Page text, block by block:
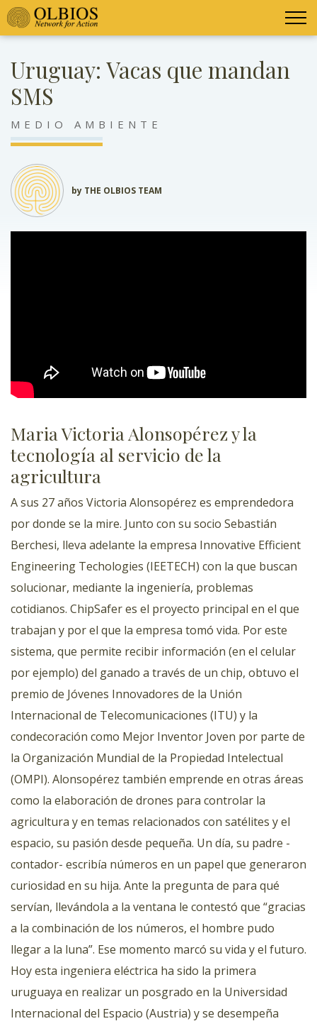
Uruguay: Vacas que mandan
SMS
MEDIO AMBIENTE
by THE OLBIOS TEAM
Maria Victoria Alonsopérez y la
tecnología al servicio de la
agricultura
A sus 27 años Victoria Alonsopérez es emprendedora
por donde se la mire. Junto con su socio Sebastián
Berchesi, lleva adelante la empresa Innovative Efficient
Engineering Techologies (IEETECH) con la que buscan
solucionar, mediante la ingeniería, problemas
cotidianos. ChipSafer es el proyecto principal en el que
trabajan y por el que la empresa tomó vida. Por este
sistema, que permite recibir información (en el celular
por ejemplo) del ganado a través de un chip, obtuvo el
premio de Jóvenes Innovadores de la Unión
Internacional de Telecomunicaciones (ITU) y la
condecoración como Mejor Inventor Joven por parte de
la Organización Mundial de la Propiedad Intelectual
(OMPI). Alonsopérez también emprende en otras áreas
como la elaboración de drones para controlar la
agricultura y en temas relacionados con satélites y el
espacio, su pasión desde pequeña. Un día, su padre -
contador- escribía números en un papel que generaron
curiosidad en su hija. Ante la pregunta de para qué
servían, llevándola a la ventana le contestó que “gracias
a la combinación de los números, el hombre pudo
llegar a la luna”. Ese momento marcó su vida y el futuro.
Hoy esta ingeniera eléctrica ha sido la primera
uruguaya en realizar un posgrado en la Universidad
Internacional del Espacio (Austria) y se desempeña